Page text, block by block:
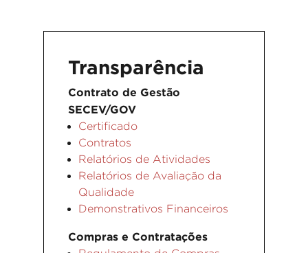
Transparência
Contrato de Gestão
SECEV/GOV
Certificado
Contratos
Relatórios de Atividades
Relatórios de Avaliação da
Qualidade
Demonstrativos Financeiros
Compras e Contratações